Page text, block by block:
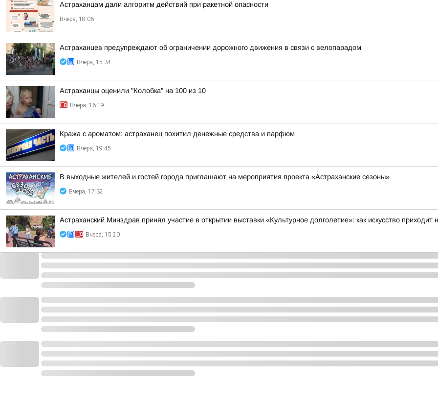
Астраханцам дали алгоритм действий при ракетной опасности
Вчера, 18:06
Астраханцев предупреждают об ограничении дорожного движения в связи с велопарадом
Вчера, 15:34
Астраханцы оценили "Колобка" на 100 из 10
Вчера, 16:19
Кража с ароматом: астраханец похитил денежные средства и парфюм
Вчера, 19:45
В выходные жителей и гостей города приглашают на мероприятия проекта «Астраханские сезоны»
Вчера, 17:32
Астраханский Минздрав принял участие в открытии выставки «Культурное долголетие»: как искусство
Вчера, 15:20